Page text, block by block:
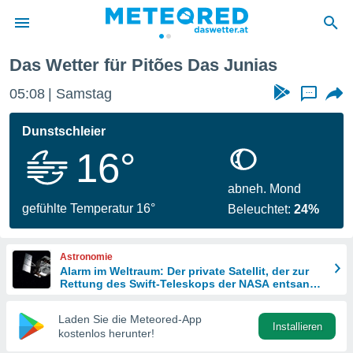
wurde
dass
sind.
diese
Das Wetter für Pitões Das Junias
05:08 Samstag ...
Dunstschleier
16°
gefühlte Temperatur 16°
abneh. Mond
Beleuchtet:24%
Astronomie
Alarm im Weltraum: Der private Satellit, der zur
Rettung des Swift-Teleskops der NASA entsandt
Laden Sie die Meteored-App
kostenlos herunter!
Installieren